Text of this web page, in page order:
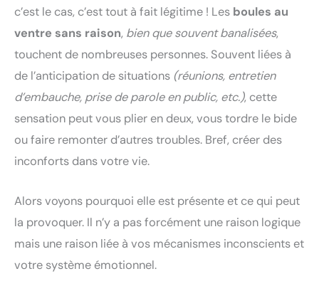
c’est le cas, c’est tout à fait légitime ! Les boules au
ventre sans raison, bien que souvent banalisées,
touchent de nombreuses personnes. Souvent liées à
de l’anticipation de situations (réunions, entretien
d’embauche, prise de parole en public, etc.), cette
sensation peut vous plier en deux, vous tordre le bide
ou faire remonter d’autres troubles. Bref, créer des
inconforts dans votre vie.
Alors voyons pourquoi elle est présente et ce qui peut
la provoquer. Il n’y a pas forcément une raison logique
mais une raison liée à vos mécanismes inconscients et
votre système émotionnel.